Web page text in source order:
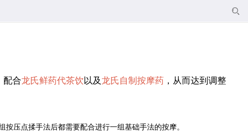

配合龙氏鲜药代茶饮以及龙氏自制按摩药 ，从而达到调整
压点揉手法后都需要配合进行一组基础手法的按摩。